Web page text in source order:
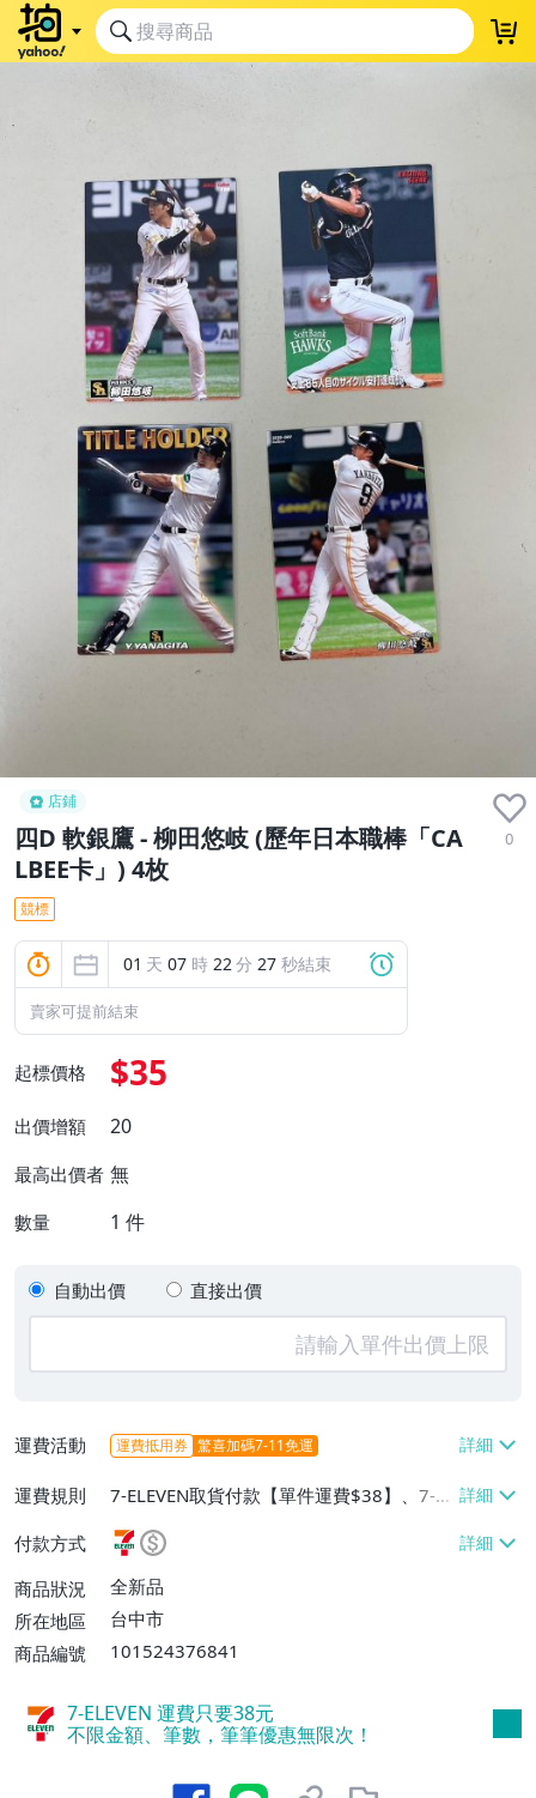
店鋪
四D 軟銀鷹 - 柳田悠岐 (歷年日本職棒「CA
LBEE卡」) 4枚
0
競標
01 天 07 時 22分 27 秒結束
賣家可提前結束
起標價格 $35
出價增額 20
最高出價者 無
數量 1 件
自動出價 直接出價
運費活動 運費抵用券 驚喜加碼7-11免運
運費規則
7-ELEVEN取貨付款【單件運費$38】、7-EL
EVEN取貨不付款【單件運費$38】、宅配/
貨運【單件運費$60、消費滿$1000免運
費】、郵局掛號【單件運費$31、滿10件或
消費滿$700免運費】、低溫配送【單件運
付款方式
商品狀況
全新品
所在地區
台中市
商品編號
101524376841
7-ELEVEN 運費只要38元
不限金額、筆數，筆筆優惠無限次！